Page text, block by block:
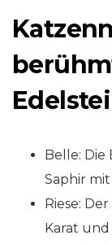
Belle: Die
Saphir
Riese:
Karat und